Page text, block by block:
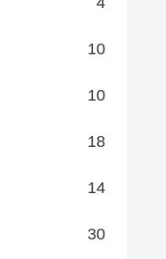
10
10
18
14
30